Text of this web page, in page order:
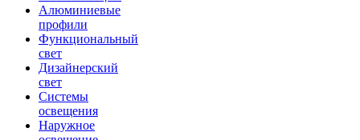
Алюминиевые
профили
Функциональный
свет
Дизайнерский
свет
Системы
освещения
Наружное